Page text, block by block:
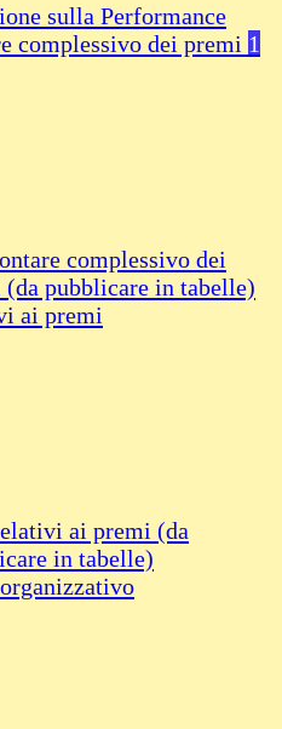
sulla Performance
complessivo dei premi 1
complessivo dei
(da pubblicare in tabelle)
ai premi
ai premi (da
in tabelle)